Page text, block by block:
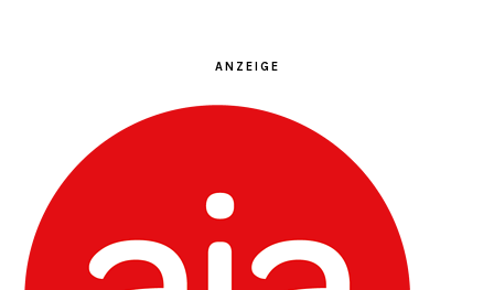
ANZEIGE